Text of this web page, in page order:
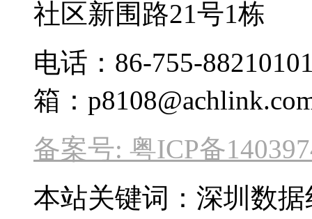
社区新围路21号1栋
电话：86-755-
箱：
备案号: 粤ICP备
本站关键词：深圳数